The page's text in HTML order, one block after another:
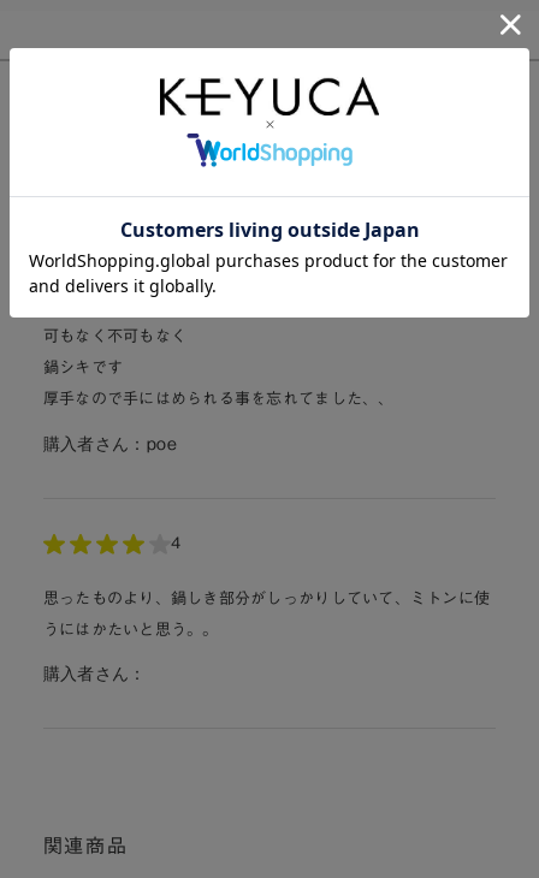
購入した人のレビュー
3
可もなく不可もなく
鍋シキです
厚手なので手にはめられる事を忘れてました、、
購入者さん： poe
4
思ったものより、鍋しき部分がしっかりしていて、ミトンに使
うにはかたいと思う。。
購入者さん：
関連商品